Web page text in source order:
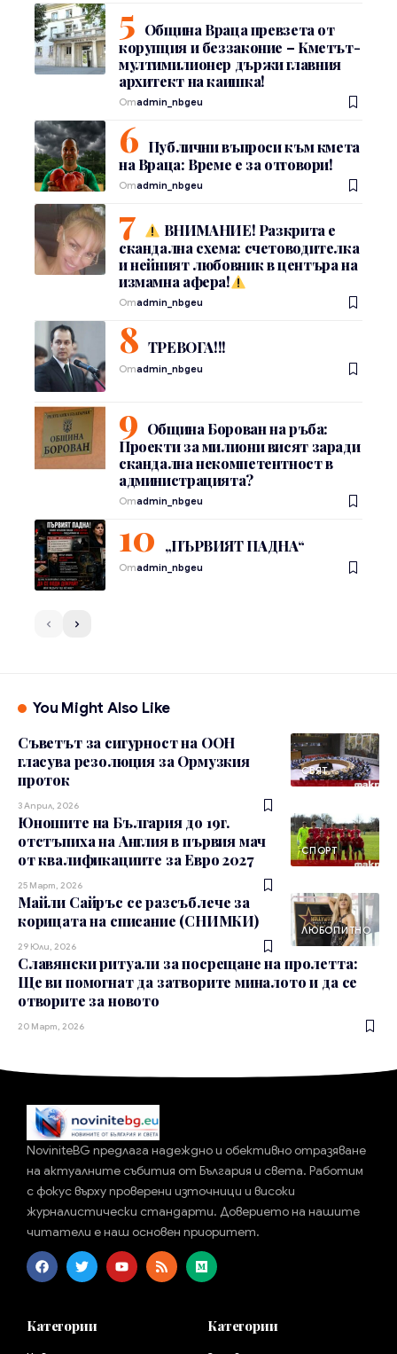
Община Враца превзета от
корупция и беззаконие – Кметът-
мултимилионер държи главния
архитект на каишка!
Отadmin_nbgeu
Публични въпроси към кмета
на Враца: Време е за отговори!
Отadmin_nbgeu
ВНИМАНИЕ! Разкрита е
скандална схема: счетоводителка
и нейният любовник в центъра на
измамна афера!
Отadmin_nbgeu
ТРЕВОГА!!!
Отadmin_nbgeu
Община Борован на ръба:
Проекти за милиони висят заради
скандална некомпетентност в
администрацията?
Отadmin_nbgeu
„ПЪРВИЯТ ПАДНА“
Отadmin_nbgeu
You Might Also Like
СВЯТ
Съветът за сигурност на ООН
гласува резолюция за Ормузкия
проток
3 Април, 2026
СПОРТ
Юношите на България до 19г.
отстъпиха на Англия в първия мач
от квалификациите за Евро 2027
25 Март, 2026
ЛЮБОПИТНО
Майли Сайръс се разсъблече за
корицата на списание (СНИМКИ)
29 Юли, 2026
Славянски ритуали за посрещане на пролетта:
Ще ви помогнат да затворите миналото и да се
отворите за новото
20 Март, 2026
NoviniteBG предлага надеждно и обективно отразяване
на актуалните събития от България и света. Работим
с фокус върху проверени източници и високи
журналистически стандарти. Доверието на нашите
читатели е наш основен приоритет.
Категории Категории